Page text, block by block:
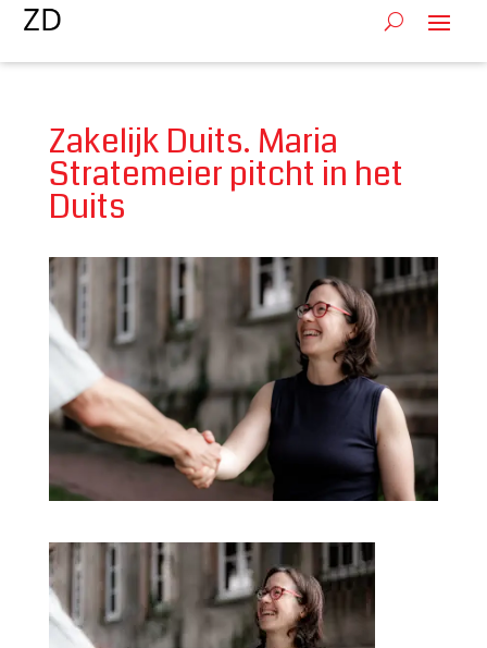
Zakelijk Duits. Maria
Stratemeier pitcht in het
Duits